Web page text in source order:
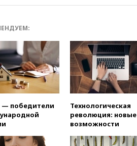
— победители
Технологическая
революция: новые
возможности